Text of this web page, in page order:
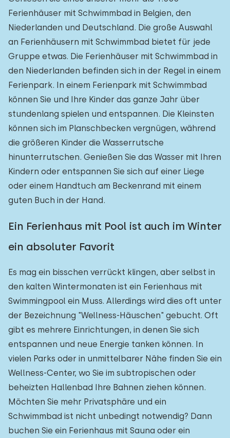
Ferienhäuser mit Schwimmbad in Belgien, den
Niederlanden und Deutschland. Die große Auswahl
an Ferienhäusern mit Schwimmbad bietet für jede
Gruppe etwas. Die Ferienhäuser mit Schwimmbad in
den Niederlanden befinden sich in der Regel in einem
Ferienpark. In einem Ferienpark mit Schwimmbad
können Sie und Ihre Kinder das ganze Jahr über
stundenlang spielen und entspannen. Die Kleinsten
können sich im Planschbecken vergnügen, während
die größeren Kinder die Wasserrutsche
hinunterrutschen. Genießen Sie das Wasser mit Ihren
Kindern oder entspannen Sie sich auf einer Liege
oder einem Handtuch am Beckenrand mit einem
guten Buch in der Hand.
Ein Ferienhaus mit Pool ist auch im Winter
ein absoluter Favorit
Es mag ein bisschen verrückt klingen, aber selbst in
den kalten Wintermonaten ist ein Ferienhaus mit
Swimmingpool ein Muss. Allerdings wird dies oft unter
der Bezeichnung "Wellness-Häuschen" gebucht. Oft
gibt es mehrere Einrichtungen, in denen Sie sich
entspannen und neue Energie tanken können. In
vielen Parks oder in unmittelbarer Nähe finden Sie ein
Wellness-Center, wo Sie im subtropischen oder
beheizten Hallenbad Ihre Bahnen ziehen können.
Möchten Sie mehr Privatsphäre und ein
Schwimmbad ist nicht unbedingt notwendig? Dann
buchen Sie ein Ferienhaus mit Sauna oder ein